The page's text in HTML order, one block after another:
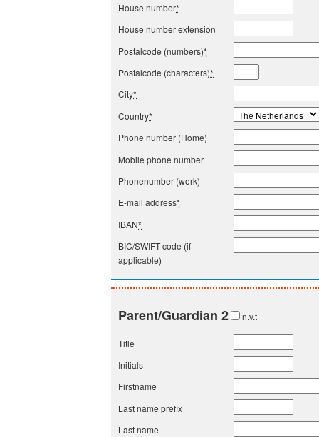
House number*
House number extension
Postalcode (numbers)*
Postalcode (characters)*
City*
Country*
Phone number (Home)
Mobile phone number
Phonenumber (work)
E-mail address*
IBAN*
BIC/SWIFT code (if
applicable)
Parent/Guardian 2 n.v.t
Title
Initials
Firstname
Last name prefix
Last name